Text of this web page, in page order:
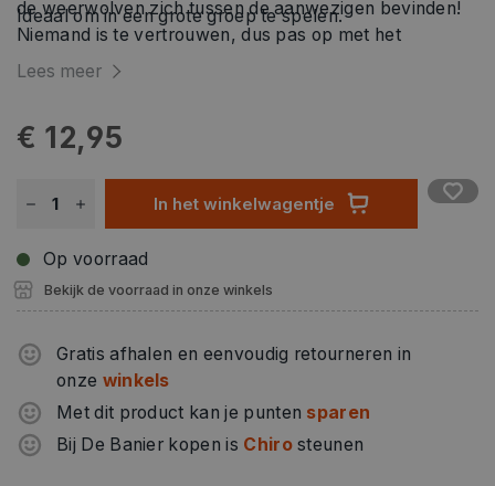
de weerwolven zich tussen de aanwezigen bevinden!
Niemand is te vertrouwen, dus pas op met het
bekendmaken van je verdenkingen: voor je het weet,
Ideaal om in een grote groep te spelen.
Lees meer
€ 12,95
In het winkelwagentje
Op voorraad
Bekijk de voorraad in onze winkels
Gratis afhalen en eenvoudig retourneren in
onze winkels
Met dit product kan je punten sparen
Bij De Banier kopen is Chirosteunen